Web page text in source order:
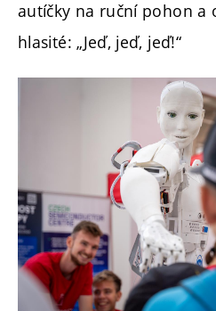
autíčky na ruční pohon a
hlasité: „Jeď, jeď, jeď!“